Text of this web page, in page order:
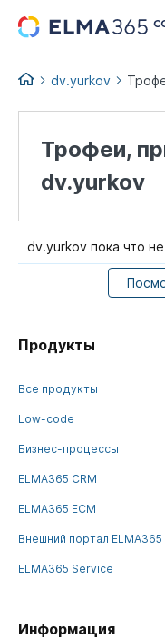
...
dv.yurkov
Трофеи,
dv.yurkov
dv.yurkov пока что
Продукты
Все продукты
Low-code
Бизнес-процессы
ELMA365 CRM
ELMA365 ECM
Внешний портал ELMA365
ELMA365 Service
Информация